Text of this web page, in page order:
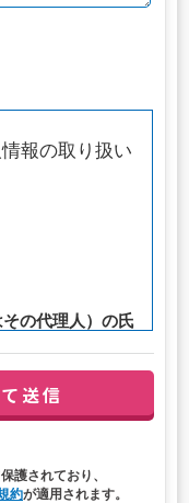
報の取り扱い
の代理人）の氏
を含む）のため
護されており、
約が適用されます。